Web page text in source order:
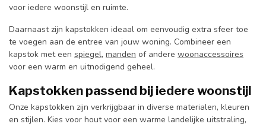
voor iedere woonstijl en ruimte.
Daarnaast zijn kapstokken ideaal om eenvoudig extra sfeer toe
te voegen aan de entree van jouw woning. Combineer een
kapstok met een spiegel, manden of andere woonaccessoires
voor een warm en uitnodigend geheel.
Kapstokken passend bij iedere woonstijl
Onze kapstokken zijn verkrijgbaar in diverse materialen, kleuren
en stijlen. Kies voor hout voor een warme landelijke uitstraling,